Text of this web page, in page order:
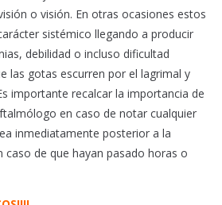
o visión. En otras ocasiones estos
sistémico llegando a producir
debilidad o incluso dificultad
las gotas escurren por el lagrimal y
importante recalcar la importancia de
en caso de notar cualquier
inmediatamente posterior a la
de que hayan pasado horas o